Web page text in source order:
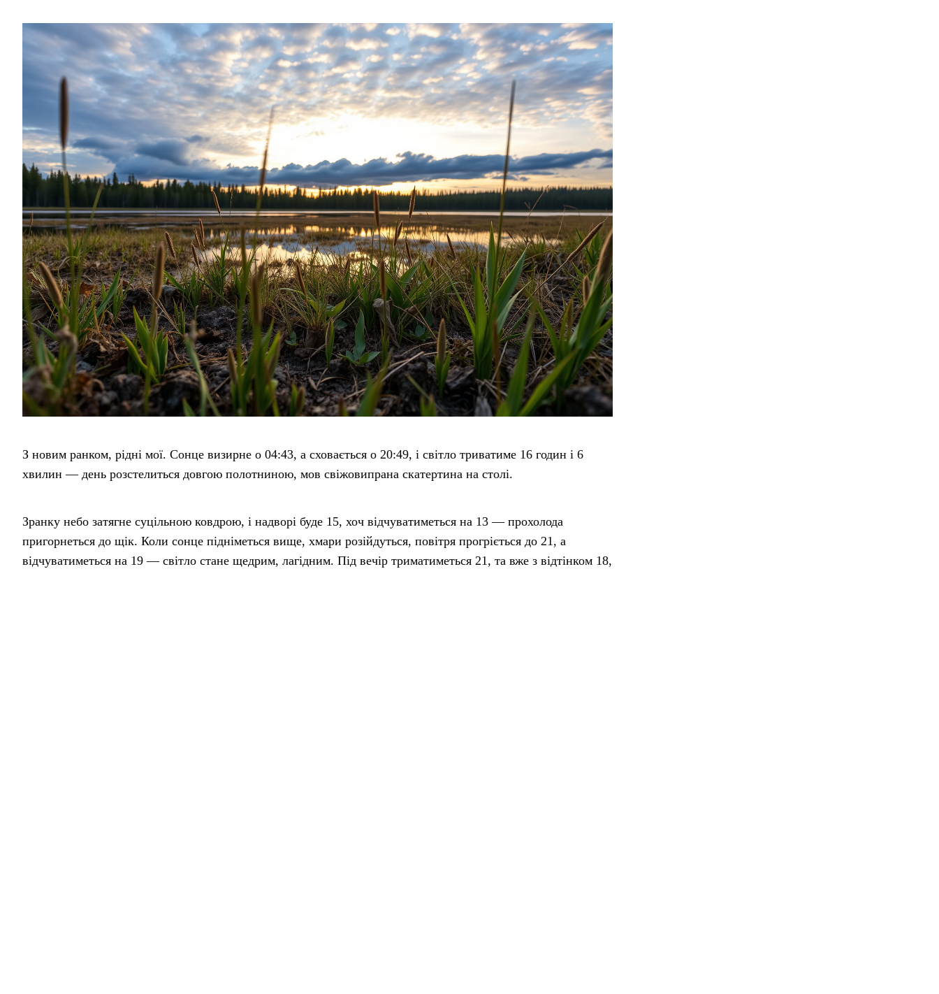
З новим ранком, рідні мої. Сонце визирне о 04:43, а сховається о 20:49, і світло триватиме 16 годин і 6
хвилин — день розстелиться довгою полотниною, мов свіжовипрана скатертина на столі.
Зранку небо затягне суцільною ковдрою, і надворі буде 15, хоч відчуватиметься на 13 — прохолода
пригорнеться до щік. Коли сонце підніметься вище, хмари розійдуться, повітря прогріється до 21, а
відчуватиметься на 19 — світло стане щедрим, лагідним. Під вечір триматиметься 21, та вже з відтінком 18,